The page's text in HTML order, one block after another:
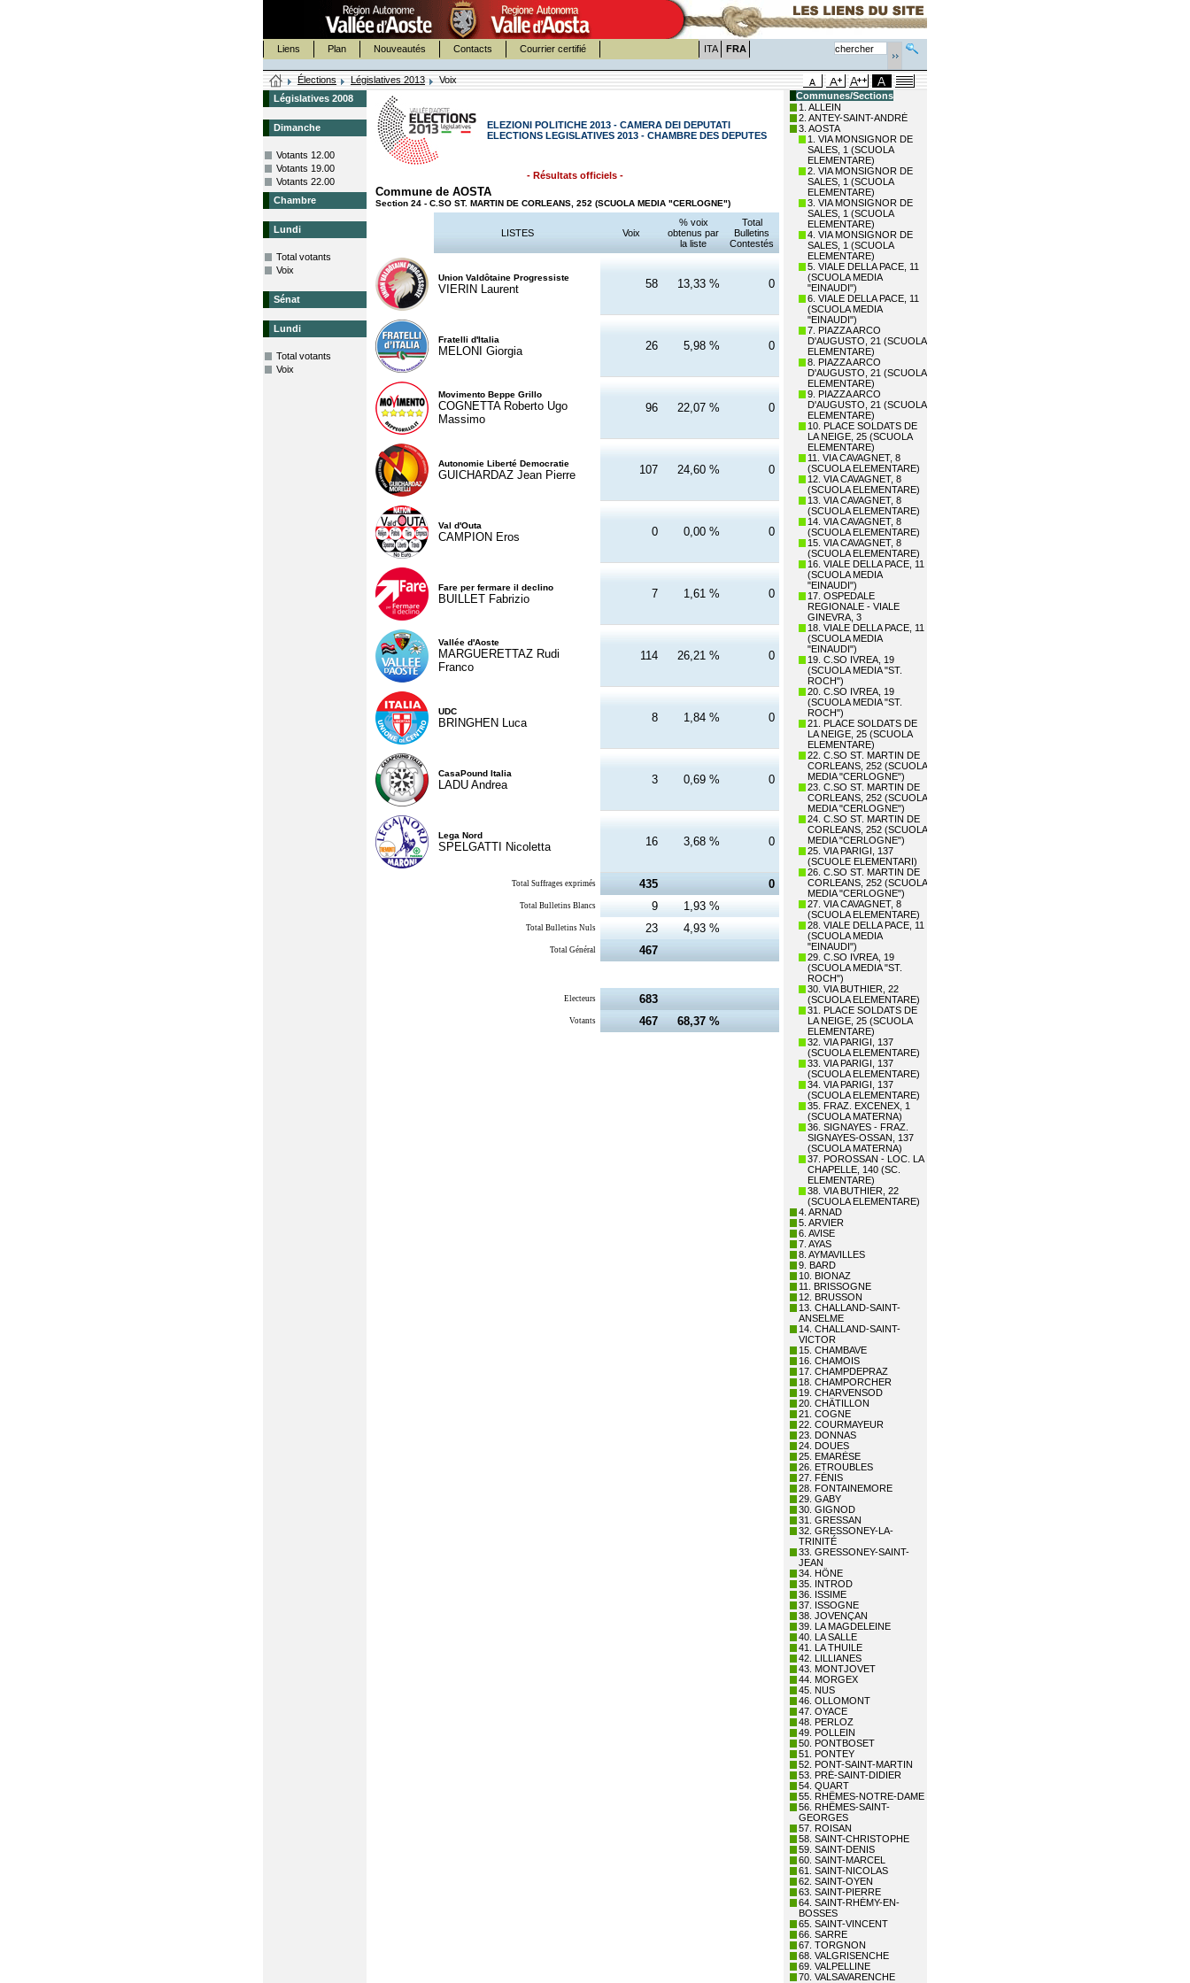
Liens Plan Nouveautés Contacts Courrier certifié ITA FRA
Élections Législatives 2013
Voix
Législatives 2008
Dimanche
Votants 12.00
Votants 19.00
Votants 22.00
Chambre
Lundi
Total votants
Voix
Sénat
Lundi
Total votants
Voix
ELEZIONI POLITICHE 2013 - CAMERA DEI DEPUTATI
ELECTIONS LEGISLATIVES 2013 - CHAMBRE DES DEPUTES
- Résultats officiels -
Commune de AOSTA
Section 24 - C.SO ST. MARTIN DE CORLEANS, 252 (SCUOLA MEDIA "CERLOGNE")
LISTES Voix
% voix
obtenus par
la liste
Total
Bulletins
Contestés
Union Valdôtaine Progressiste
VIERIN Laurent 58 13,33 % 0
Fratelli d'Italia
MELONI Giorgia 26 5,98 % 0
Movimento Beppe Grillo
COGNETTA Roberto Ugo
Massimo
96 22,07 % 0
Autonomie Liberté Democratie
GUICHARDAZ Jean Pierre 107 24,60 % 0
Val d'Outa
CAMPION Eros 0 0,00 % 0
Fare per fermare il declino
BUILLET Fabrizio 7 1,61 % 0
Vallée d'Aoste
MARGUERETTAZ Rudi
Franco
114 26,21 % 0
UDC
BRINGHEN Luca 8 1,84 % 0
CasaPound Italia
LADU Andrea 3 0,69 % 0
Lega Nord
SPELGATTI Nicoletta 16 3,68 % 0
Total Suffrages exprimés 435 0
Total Bulletins Blancs 9 1,93 %
Total Bulletins Nuls 23 4,93 %
Total Général 467
Electeurs 683
Votants 467 68,37 %
Communes/Sections
1. ALLEIN
2. ANTEY-SAINT-ANDRÉ
3. AOSTA
1. VIA MONSIGNOR DE
SALES, 1 (SCUOLA
ELEMENTARE)
2. VIA MONSIGNOR DE
SALES, 1 (SCUOLA
ELEMENTARE)
3. VIA MONSIGNOR DE
SALES, 1 (SCUOLA
ELEMENTARE)
4. VIA MONSIGNOR DE
SALES, 1 (SCUOLA
ELEMENTARE)
5. VIALE DELLA PACE, 11
(SCUOLA MEDIA
"EINAUDI")
6. VIALE DELLA PACE, 11
(SCUOLA MEDIA
"EINAUDI")
7. PIAZZA ARCO
D'AUGUSTO, 21 (SCUOLA
ELEMENTARE)
8. PIAZZA ARCO
D'AUGUSTO, 21 (SCUOLA
ELEMENTARE)
9. PIAZZA ARCO
D'AUGUSTO, 21 (SCUOLA
ELEMENTARE)
10. PLACE SOLDATS DE
LA NEIGE, 25 (SCUOLA
ELEMENTARE)
11. VIA CAVAGNET, 8
(SCUOLA ELEMENTARE)
12. VIA CAVAGNET, 8
(SCUOLA ELEMENTARE)
13. VIA CAVAGNET, 8
(SCUOLA ELEMENTARE)
14. VIA CAVAGNET, 8
(SCUOLA ELEMENTARE)
15. VIA CAVAGNET, 8
(SCUOLA ELEMENTARE)
16. VIALE DELLA PACE, 11
(SCUOLA MEDIA
"EINAUDI")
17. OSPEDALE
REGIONALE - VIALE
GINEVRA, 3
18. VIALE DELLA PACE, 11
(SCUOLA MEDIA
"EINAUDI")
19. C.SO IVREA, 19
(SCUOLA MEDIA "ST.
ROCH")
20. C.SO IVREA, 19
(SCUOLA MEDIA "ST.
ROCH")
21. PLACE SOLDATS DE
LA NEIGE, 25 (SCUOLA
ELEMENTARE)
22. C.SO ST. MARTIN DE
CORLEANS, 252 (SCUOLA
MEDIA "CERLOGNE")
23. C.SO ST. MARTIN DE
CORLEANS, 252 (SCUOLA
MEDIA "CERLOGNE")
24. C.SO ST. MARTIN DE
CORLEANS, 252 (SCUOLA
MEDIA "CERLOGNE")
25. VIA PARIGI, 137
(SCUOLE ELEMENTARI)
26. C.SO ST. MARTIN DE
CORLEANS, 252 (SCUOLA
MEDIA "CERLOGNE")
27. VIA CAVAGNET, 8
(SCUOLA ELEMENTARE)
28. VIALE DELLA PACE, 11
(SCUOLA MEDIA
"EINAUDI")
29. C.SO IVREA, 19
(SCUOLA MEDIA "ST.
ROCH")
30. VIA BUTHIER, 22
(SCUOLA ELEMENTARE)
31. PLACE SOLDATS DE
LA NEIGE, 25 (SCUOLA
ELEMENTARE)
32. VIA PARIGI, 137
(SCUOLA ELEMENTARE)
33. VIA PARIGI, 137
(SCUOLA ELEMENTARE)
34. VIA PARIGI, 137
(SCUOLA ELEMENTARE)
35. FRAZ. EXCENEX, 1
(SCUOLA MATERNA)
36. SIGNAYES - FRAZ.
SIGNAYES-OSSAN, 137
(SCUOLA MATERNA)
37. POROSSAN - LOC. LA
CHAPELLE, 140 (SC.
ELEMENTARE)
38. VIA BUTHIER, 22
(SCUOLA ELEMENTARE)
4. ARNAD
5. ARVIER
6. AVISE
7. AYAS
8. AYMAVILLES
9. BARD
10. BIONAZ
11. BRISSOGNE
12. BRUSSON
13. CHALLAND-SAINT-
ANSELME
14. CHALLAND-SAINT-
VICTOR
15. CHAMBAVE
16. CHAMOIS
17. CHAMPDEPRAZ
18. CHAMPORCHER
19. CHARVENSOD
20. CHÂTILLON
21. COGNE
22. COURMAYEUR
23. DONNAS
24. DOUES
25. EMARÈSE
26. ETROUBLES
27. FÉNIS
28. FONTAINEMORE
29. GABY
30. GIGNOD
31. GRESSAN
32. GRESSONEY-LA-
TRINITÉ
33. GRESSONEY-SAINT-
JEAN
34. HÔNE
35. INTROD
36. ISSIME
37. ISSOGNE
38. JOVENÇAN
39. LA MAGDELEINE
40. LA SALLE
41. LA THUILE
42. LILLIANES
43. MONTJOVET
44. MORGEX
45. NUS
46. OLLOMONT
47. OYACE
48. PERLOZ
49. POLLEIN
50. PONTBOSET
51. PONTEY
52. PONT-SAINT-MARTIN
53. PRÉ-SAINT-DIDIER
54. QUART
55. RHÊMES-NOTRE-DAME
56. RHÊMES-SAINT-
GEORGES
57. ROISAN
58. SAINT-CHRISTOPHE
59. SAINT-DENIS
60. SAINT-MARCEL
61. SAINT-NICOLAS
62. SAINT-OYEN
63. SAINT-PIERRE
64. SAINT-RHÉMY-EN-
BOSSES
65. SAINT-VINCENT
66. SARRE
67. TORGNON
68. VALGRISENCHE
69. VALPELLINE
70. VALSAVARENCHE